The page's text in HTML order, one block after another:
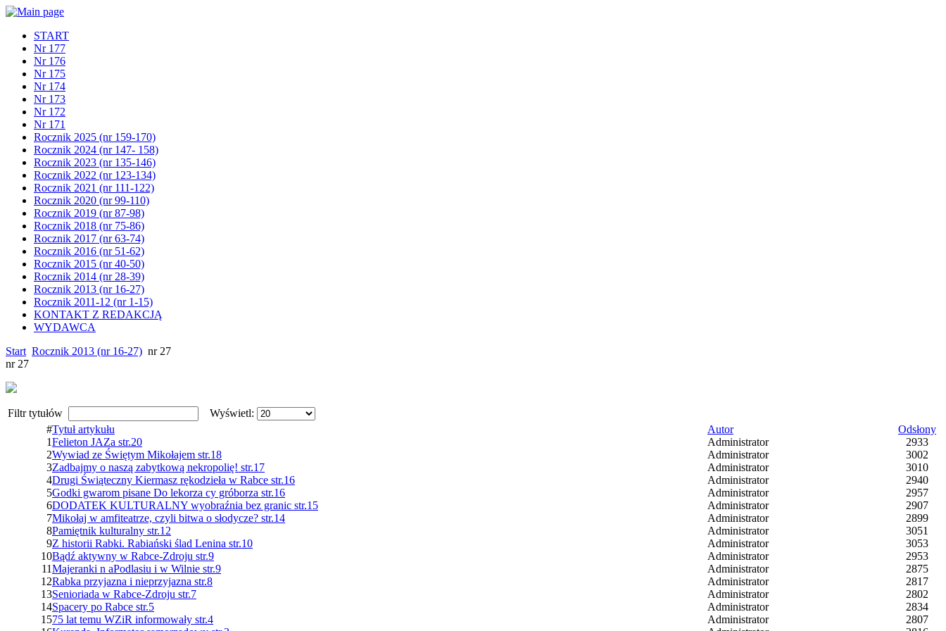
START
Nr 177
Nr 176
Nr 175
Nr 174
Nr 173
Nr 172
Nr 171
Rocznik 2025 (nr 159-170)
Rocznik 2024 (nr 147- 158)
Rocznik 2023 (nr 135-146)
Rocznik 2022 (nr 123-134)
Rocznik 2021 (nr 111-122)
Rocznik 2020 (nr 99-110)
Rocznik 2019 (nr 87-98)
Rocznik 2018 (nr 75-86)
Rocznik 2017 (nr 63-74)
Rocznik 2016 (nr 51-62)
Rocznik 2015 (nr 40-50)
Rocznik 2014 (nr 28-39)
Rocznik 2013 (nr 16-27)
Rocznik 2011-12 (nr 1-15)
KONTAKT Z REDAKCJĄ
WYDAWCA
Start Rocznik 2013 (nr 16-27) nr 27
nr 27
Filtr tytułów
Wyświetl:
#Tytuł artykułu Autor
Odsłony
1Felieton JAZa str.20 Administrator
2933
2Wywiad ze Świętym Mikołajem str.18 Administrator
3002
3Zadbajmy o naszą zabytkową nekropolię! str.17 Administrator
3010
4Drugi Świąteczny Kiermasz rękodzieła w Rabce str.16 Administrator
2940
5Godki gwarom pisane Do lekorza cy gróborza str.16 Administrator
2957
6DODATEK KULTURALNY wyobraźnia bez granic str.15 Administrator
2907
7Mikołaj w amfiteatrze, czyli bitwa o słodycze? str.14 Administrator
2899
8Pamiętnik kulturalny str.12 Administrator
3051
9Z historii Rabki. Rabiański ślad Lenina str.10 Administrator
3053
10Bądź aktywny w Rabce-Zdroju str.9 Administrator
2953
11Majeranki n aPodlasiu i w Wilnie str.9 Administrator
2875
12Rabka przyjazna i nieprzyjazna str.8 Administrator
2817
13Senioriada w Rabce-Zdroju str.7 Administrator
2802
14Spacery po Rabce str.5 Administrator
2834
1575 lat temu WZiR informowały str.4 Administrator
2807